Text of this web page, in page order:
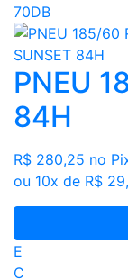
70DB
PNEU
84H
R$ 280,25 no
ou 10x de R$
E
C